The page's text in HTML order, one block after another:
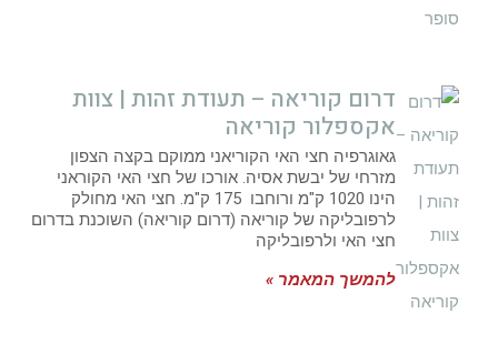
דרום קוריאה – תעודת זהות | צוות
אקספלור קוריאה
גאוגרפיה חצי האי הקוריאני ממוקם בקצה הצפון
מזרחי של יבשת אסיה. אורכו של חצי האי הקוראני
הינו 1020 ק"מ ורוחבו 175 ק"מ. חצי האי מחולק
לרפובליקה של קוריאה (דרום קוריאה) השוכנת בדרום
חצי האי ולרפובליקה
להמשך המאמר »